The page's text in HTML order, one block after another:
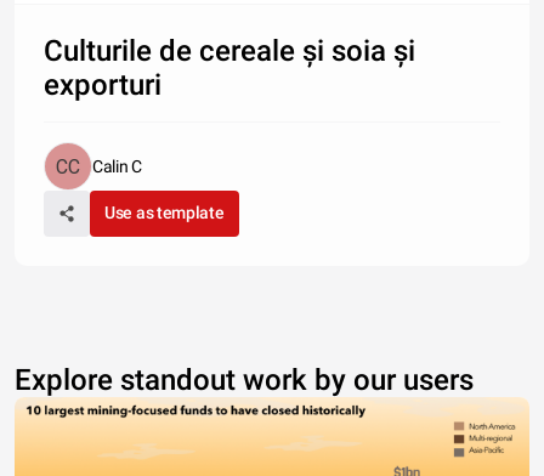
Culturile de cereale și soia și
exporturi
Calin C
Use as template
Explore standout work by our users